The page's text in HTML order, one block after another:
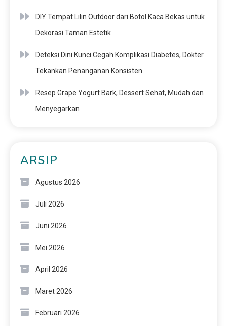
DIY Tempat Lilin Outdoor dari Botol Kaca Bekas untuk
Dekorasi Taman Estetik
Deteksi Dini Kunci Cegah Komplikasi Diabetes, Dokter
Tekankan Penanganan Konsisten
Resep Grape Yogurt Bark, Dessert Sehat, Mudah dan
Menyegarkan
ARSIP
Agustus 2026
Juli 2026
Juni 2026
Mei 2026
April 2026
Maret 2026
Februari 2026